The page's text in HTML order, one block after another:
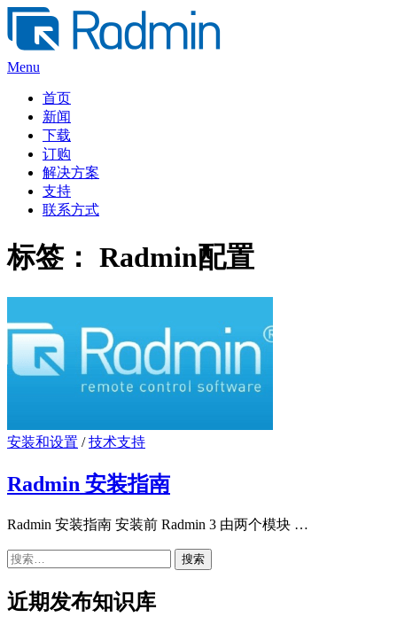
Skip
content
Menu
首页
新闻
下载
订购
解决方案
支持
联系方式
标签： Radmin配置
安装和设置 /技术支持
Radmin 安装指南
Radmin 安装指南 安装前 Radmin 3 由两个模块 …
搜
近期发布知识库